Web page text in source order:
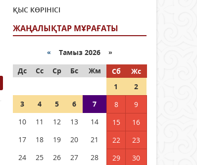
ҚЫС КӨРІНІСІ
ЖАҢАЛЫҚТАР МҰРАҒАТЫ
« Тамыз 2026 »
Дс
Сс Ср Бс Жм Сб
Жс
1
2
3
4 5 6 7 8
9
10
11 12 13 14 15
16
17
18 19 20 21 22
23
24
25 26 27 28 29
30